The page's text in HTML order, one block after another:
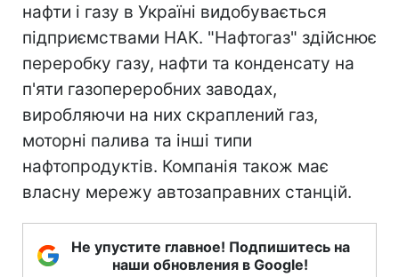
нафти і газу в Україні видобувається
підприємствами НАК. "Нафтогаз" здійснює
переробку газу, нафти та конденсату на
п'яти газопереробних заводах,
виробляючи на них скраплений газ,
моторні палива та інші типи
нафтопродуктів. Компанія також має
власну мережу автозаправних станцій.
Не упустите главное! Подпишитесь на
наши обновления в Google!